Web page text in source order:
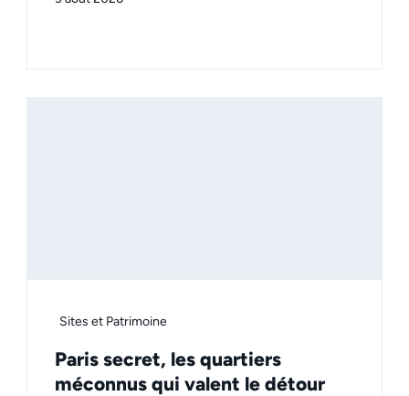
Sites et Patrimoine
Paris secret, les quartiers
méconnus qui valent le détour